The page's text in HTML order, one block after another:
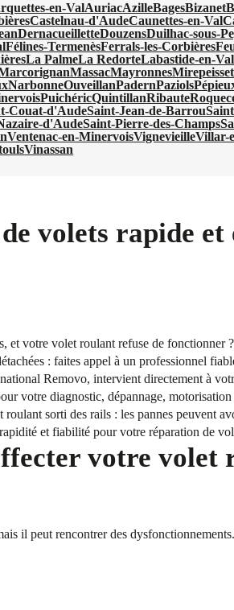
en-ValAuriacAzilleBagesBizanet
Castelnau-d'AudeCaunettes-en-Val
DernacueilletteDouzensDuilhac-sous-
Félines-TermenèsFerrals-les-Corbières
La PalmeLa RedorteLabastide-en-Val
MassacMayronnesMirepeisset
NarbonneOuveillanPadernPaziols
PuichéricQuintillanRibaute
Couat-d'AudeSaint-Jean-de-Barrou
d'AudeSaint-Pierre-des-Champs
Ventenac-en-MinervoisVignevieilleVillar-
Vinassan
volets rapide et
et votre volet roulant refuse de fonctionner
: faites appel à un professionnel
Removo, intervient directement à
votre diagnostic, dépannage,
sorti des rails : les pannes peuvent
et fiabilité pour votre réparation de
votre volet
il peut rencontrer des